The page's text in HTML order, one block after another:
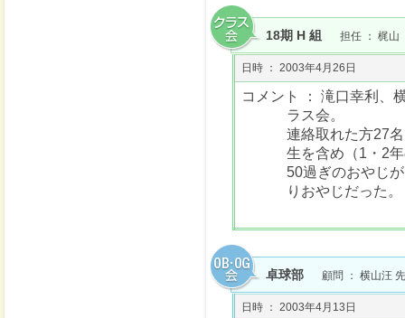
18期 H 組 担任 ： 梶山
日時 ： 2003年4月26日
コメント ： 滝口幸利、
ラス会。
連絡取れた方27
生を含め（1・2
50過ぎのおやじ
りおやじだった。
卓球部 顧問 ： 横山汪
日時 ： 2003年4月13日